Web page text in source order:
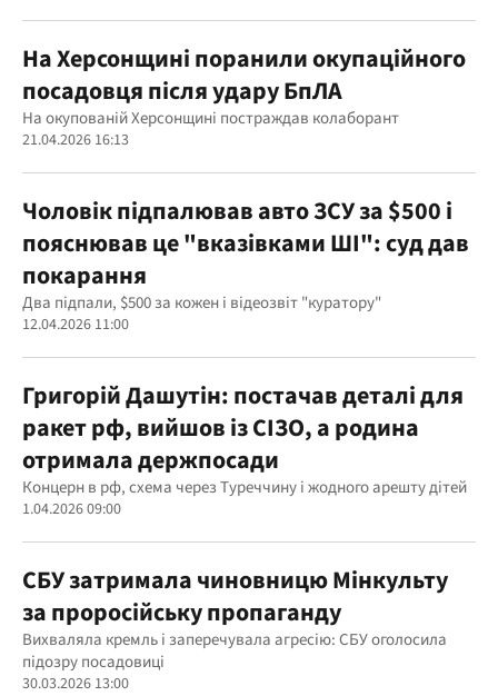
На Херсонщині поранили окупаційного
посадовця після удару БпЛА
На окупованій Херсонщині постраждав колаборант
21.04.2026 16:13
Чоловік підпалював авто ЗСУ за $500 і
пояснював це "вказівками ШІ": суд дав
покарання
Два підпали, $500 за кожен і відеозвіт "куратору"
12.04.2026 11:00
Григорій Дашутін: постачав деталі для
ракет рф, вийшов із СІЗО, а родина
отримала держпосади
Концерн в рф, схема через Туреччину і жодного арешту дітей
1.04.2026 09:00
СБУ затримала чиновницю Мінкульту
за проросійську пропаганду
Вихваляла кремль і заперечувала агресію: СБУ оголосила
підозру посадовиці
30.03.2026 13:00